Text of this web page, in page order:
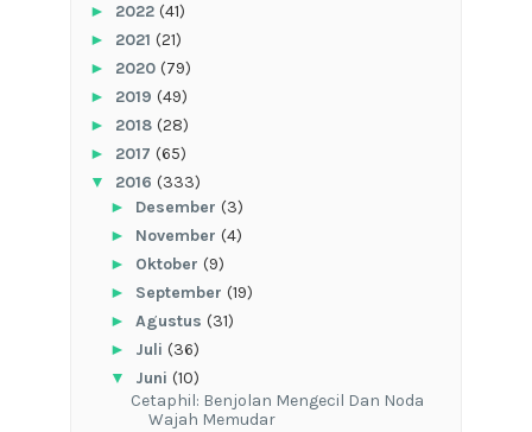
► 2022 (41)
► 2021 (21)
► 2020 (79)
► 2019 (49)
► 2018 (28)
► 2017 (65)
▼ 2016 (333)
► Desember (3)
► November (4)
► Oktober (9)
► September (19)
► Agustus (31)
► Juli (36)
▼ Juni (10)
Cetaphil: Benjolan Mengecil Dan Noda
Wajah Memudar